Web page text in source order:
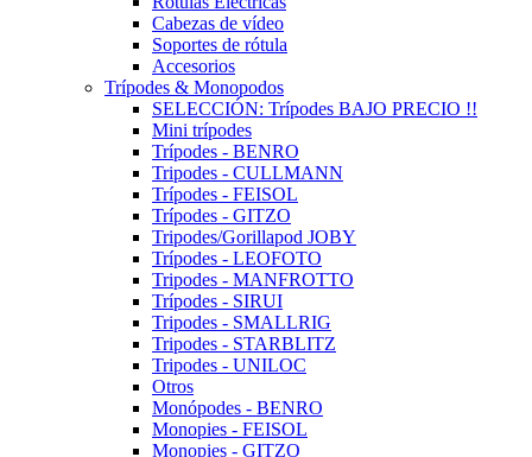
Cabezas de vídeo
Soportes de rótula
Accesorios
Trípodes & Monopodos
SELECCIÓN: Trípodes BAJO PRECIO !!
Mini trípodes
Trípodes - BENRO
Tripodes - CULLMANN
Trípodes - FEISOL
Trípodes - GITZO
Tripodes/Gorillapod JOBY
Trípodes - LEOFOTO
Tripodes - MANFROTTO
Trípodes - SIRUI
Tripodes - SMALLRIG
Tripodes - STARBLITZ
Tripodes - UNILOC
Otros
Monópodes - BENRO
Monopies - FEISOL
Monopies - GITZO